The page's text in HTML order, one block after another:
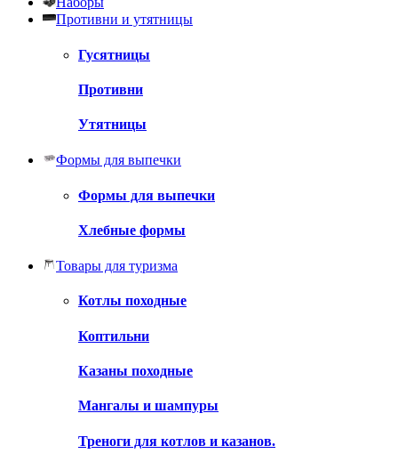
Противни и утятницы
Гусятницы
Противни
Утятницы
Формы для выпечки
Формы для выпечки
Хлебные формы
Товары для туризма
Котлы походные
Коптильни
Казаны походные
Мангалы и шампуры
Треноги для котлов и казанов.